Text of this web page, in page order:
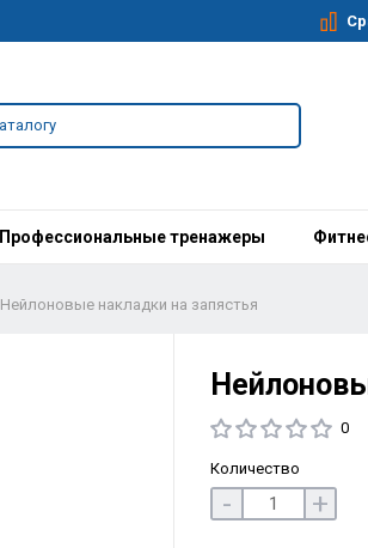
Профессиональные тренажеры
Нейлоновые накладки на запястья
0
Количество
- +